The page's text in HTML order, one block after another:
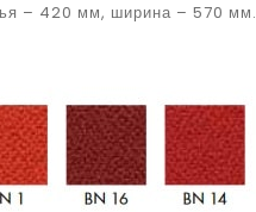
– 420 мм, ширина – 570 мм.